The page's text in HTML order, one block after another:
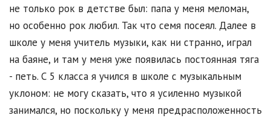
не только рок в детстве был: папа у меня меломан,
но особенно рок любил. Так что семя посеял. Далее в
школе у меня учитель музыки, как ни странно, играл
на баяне, и там у меня уже появилась постоянная тяга
- петь. С 5 класса я учился в школе с музыкальным
уклоном: не могу сказать, что я усиленно музыкой
занимался, но поскольку у меня предрасположенность